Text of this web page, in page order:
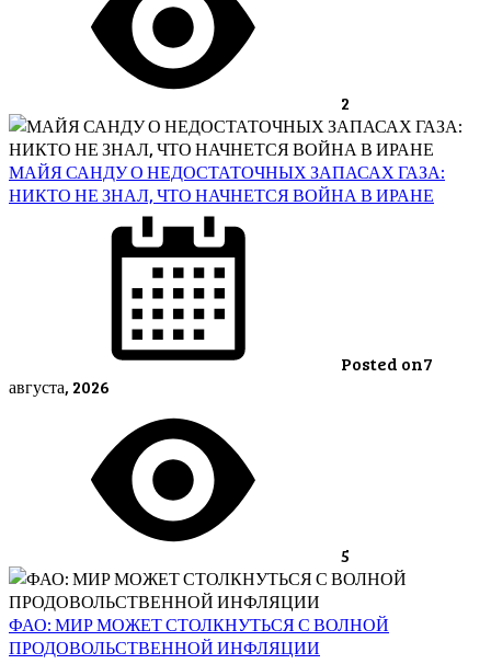
2
МАЙЯ САНДУ О НЕДОСТАТОЧНЫХ ЗАПАСАХ ГАЗА:
НИКТО НЕ ЗНАЛ, ЧТО НАЧНЕТСЯ ВОЙНА В ИРАНЕ
Posted on7
августа, 2026
5
ФАО: МИР МОЖЕТ СТОЛКНУТЬСЯ С ВОЛНОЙ
ПРОДОВОЛЬСТВЕННОЙ ИНФЛЯЦИИ